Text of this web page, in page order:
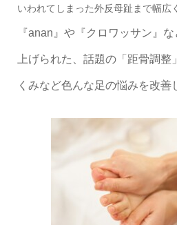
いわれてしまった外反母趾まで幅広
『anan』や『クロワッサン』
上げられた、話題の「距骨調
くみなど色んな足の悩みを改善